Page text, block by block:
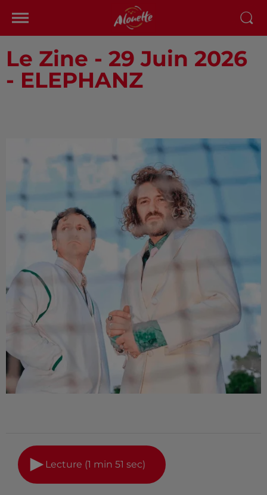
Le Zine - 29 Juin 2026
- ELEPHANZ
Lecture (1 min 51 sec)